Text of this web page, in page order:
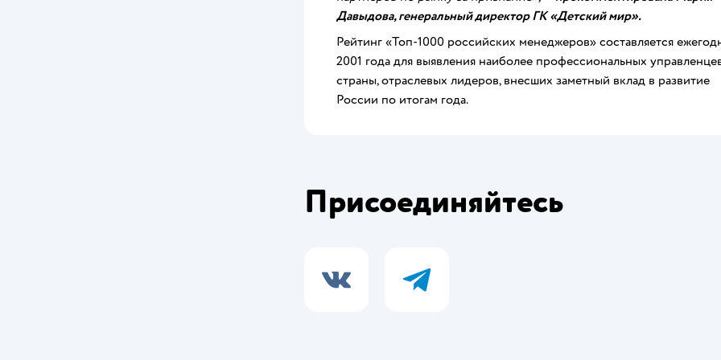
Давыдова, генеральный директор ГК «Детский мир».
Рейтинг «Топ-1000 российских менеджеров» составляется
2001 года для выявления наиболее профессиональных
страны, отраслевых лидеров, внесших заметный вклад в развитие
России по итогам года.
Присоединяйтесь